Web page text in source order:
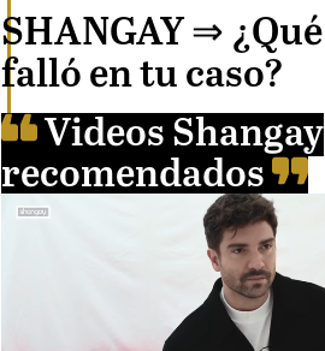
SHANGAY ⇒ ¿Qué
falló en tu caso?
Videos Shangay
recomendados